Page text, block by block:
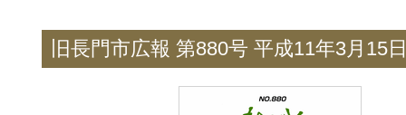
旧長門市広報 第880号 平成11年3月15